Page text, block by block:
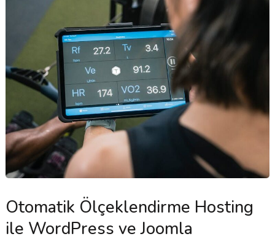
Otomatik Ölçeklendirme Hosting
ile WordPress ve Joomla